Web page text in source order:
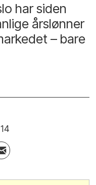
har siden
årslønner
– bare